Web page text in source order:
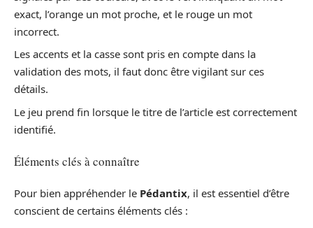
exact, l’orange un mot proche, et le rouge un mot
incorrect.
Les accents et la casse sont pris en compte dans la
validation des mots, il faut donc être vigilant sur ces
détails.
Le jeu prend fin lorsque le titre de l’article est correctement
identifié.
Éléments clés à connaître
Pour bien appréhender le Pédantix, il est essentiel d’être
conscient de certains éléments clés :